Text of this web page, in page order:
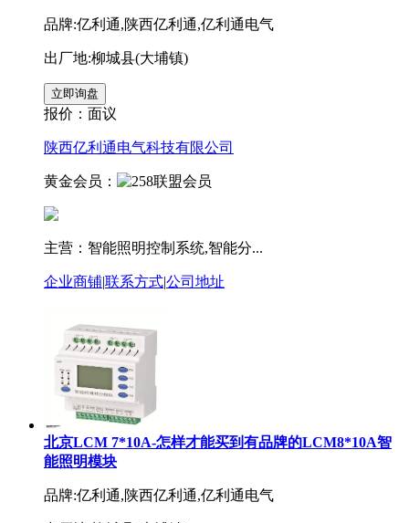
品牌:亿利通,陕西亿利通,亿利通电气
出厂地:柳城县(大埔镇)
报价： 面议
陕西亿利通电气科技有限公司
黄金会员：
主营：智能照明控制系统,智能分...
企业商铺|联系方式|公司地址
北京LCM 7*10A-怎样才能买到有品牌的LCM8*10A智
能照明模块
品牌:亿利通,陕西亿利通,亿利通电气